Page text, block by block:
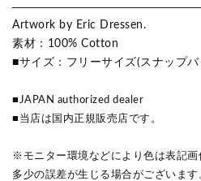
Artwork by Eric Dressen.
素材：100% Cotton
■サイズ：フリーサイズ(スナップバ
■JAPAN authorized dealer
■当店は国内正規販売店です。
※モニター環境などにより色は表記画
多少の誤差が生じる場合がございます